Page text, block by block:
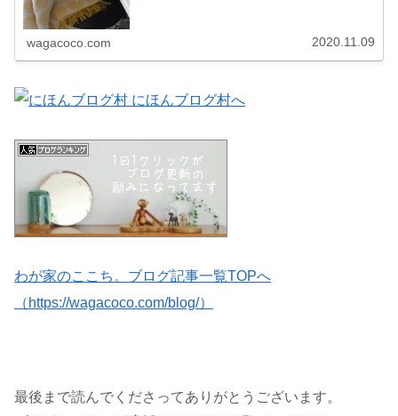
wagacoco.com 2020.11.09
わが家のここち。ブログ記事一覧TOPへ
（https://wagacoco.com/blog/）
最後まで読んでくださってありがとうございます。